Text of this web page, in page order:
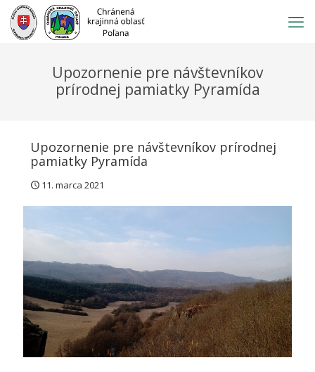
Prejsť
obsah
Upozornenie pre návštevníkov
prírodnej pamiatky Pyramída
Upozornenie pre návštevníkov prírodnej
pamiatky Pyramída
11. marca 2021